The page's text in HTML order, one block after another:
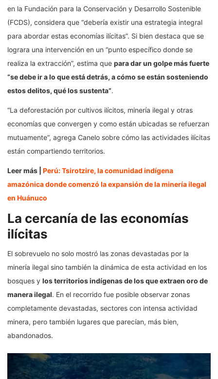
en la Fundación para la Conservación y Desarrollo Sostenible
(FCDS), considera que “debería existir una estrategia integral
para abordar estas economías ilícitas”. Si bien destaca que se
lograra una intervención en un “punto específico donde se
realiza la extracción”, estima que para dar un golpe más fuerte
“se debe ir a lo que está detrás, a cómo se están sosteniendo
estos delitos, qué los sustenta”.
“La deforestación por cultivos ilícitos, minería ilegal y otras
economías que convergen y como están ubicadas se refuerzan
mutuamente”, agrega Canelo sobre cómo las actividades ilícitas
están compartiendo territorios.
Leer más | Perú: Tsirotzire, la comunidad indígena
amazónica donde comenzó la expansión de la minería ilegal
en Huánuco
La cercanía de las economías
ilícitas
El sobrevuelo no solo mostró las zonas devastadas por la
minería ilegal sino también la dinámica de esta actividad en los
bosques y los territorios indígenas de los que extraen oro de
manera ilegal. En el recorrido fue posible observar zonas
completamente devastadas, sectores con intensa actividad
minera, pero también lugares que parecían, más bien,
abandonados.